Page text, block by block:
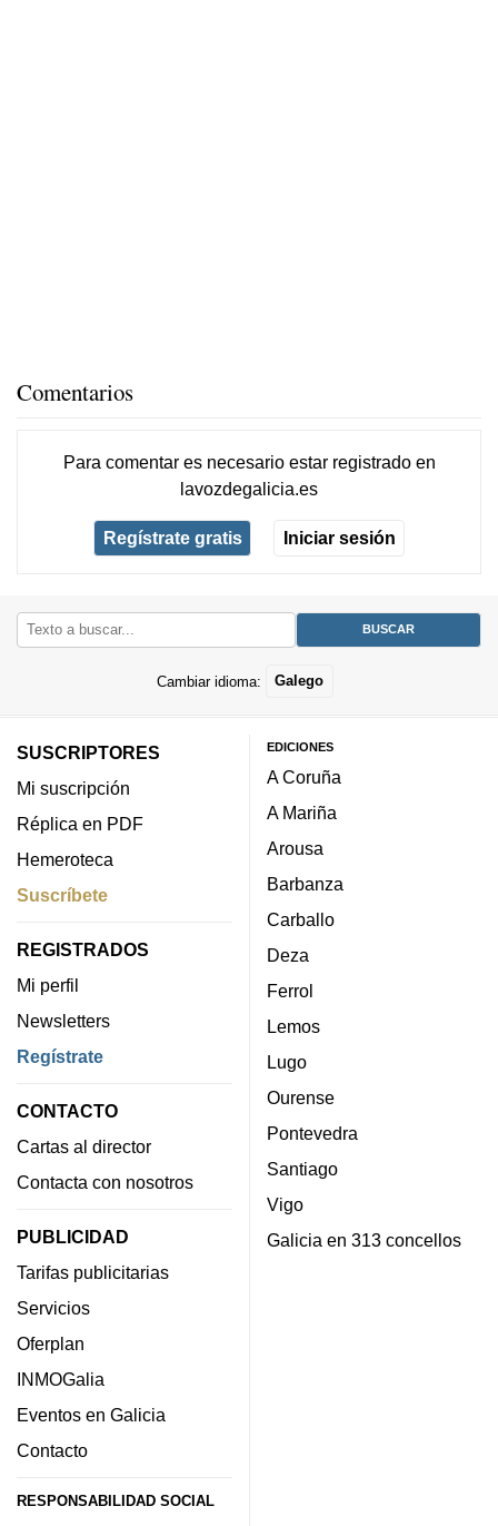
Comentarios
Para comentar es necesario estar registradoen
lavozdegalicia.es
Regístrate gratis Iniciar sesión
Cambiar idioma: Galego
SUSCRIPTORES
Mi suscripción
Réplica en PDF
Hemeroteca
Suscríbete
REGISTRADOS
Mi perfil
Newsletters
Regístrate
CONTACTO
Cartas al director
Contacta con nosotros
PUBLICIDAD
Tarifas publicitarias
Servicios
Oferplan
INMOGalia
Eventos en Galicia
Contacto
RESPONSABILIDAD SOCIAL
EDICIONES
A Coruña
A Mariña
Arousa
Barbanza
Carballo
Deza
Ferrol
Lemos
Lugo
Ourense
Pontevedra
Santiago
Vigo
Galicia en 313 concellos